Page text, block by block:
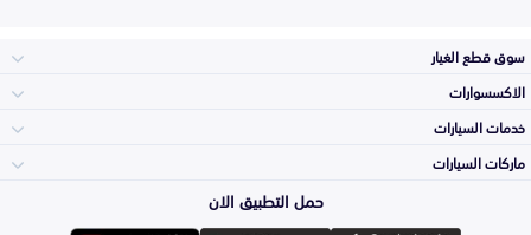
سوق قطع الغيار
المكائن، القيرات
وملحقاتها
الاكسسوارات
خدمات السيارات
الأكثر مبيعاً
ماركات السيارات
تويوتا
حمل التطبيق الان